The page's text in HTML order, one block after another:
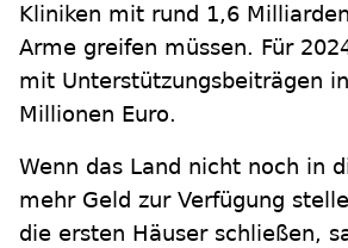
Kliniken mit rund 1,6
Arme greifen müssen. Für
mit Unterstützungsbeiträgen
Millionen Euro.
Wenn das Land nicht noch in
mehr Geld zur Verfügung
die ersten Häuser schließen,